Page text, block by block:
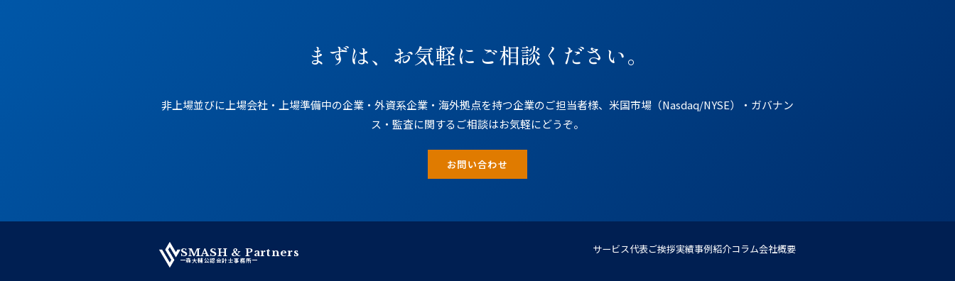
まずは、お気軽にご相談ください。
非上場並びに上場会社・上場準備中の企業・外資系企業・海外拠点を持つ企業のご担当者様、米国市場（Nasdaq/NYSE）・ガバナン
ス・監査に関するご相談はお気軽にどうぞ。
お問い合わせ
SMASH & Partners
森大輔公認会計士事務所
サービス代表ご挨拶実績事例紹介コラム会社概要